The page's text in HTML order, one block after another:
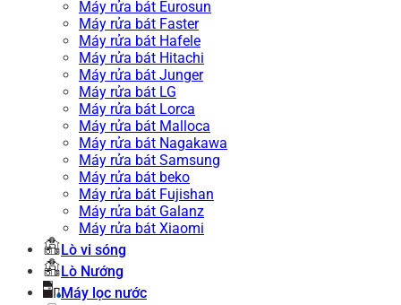
Máy rửa bát Eurosun
Máy rửa bát Faster
Máy rửa bát Hafele
Máy rửa bát Hitachi
Máy rửa bát Junger
Máy rửa bát LG
Máy rửa bát Lorca
Máy rửa bát Malloca
Máy rửa bát Nagakawa
Máy rửa bát Samsung
Máy rửa bát beko
Máy rửa bát Fujishan
Máy rửa bát Galanz
Máy rửa bát Xiaomi
Lò vi sóng
Lò Nướng
Máy lọc nước